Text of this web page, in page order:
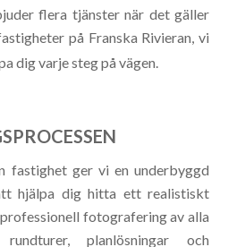
flera tjänster när det gäller
på Franska Rivieran, vi
dig varje steg på vägen.
fastighet ger vi en underbyggd
hjälpa dig hitta ett realistiskt
fotografering av alla
planlösningar och